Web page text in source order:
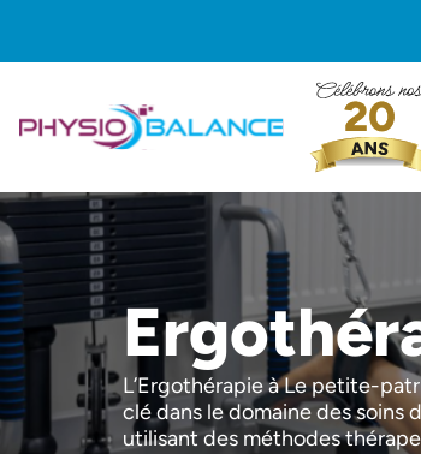
L’Ergothérapie à Le petite-
clé dans le domaine des soins
utilisant des méthodes